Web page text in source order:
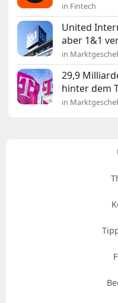
in Fintech
United
aber 1&1
in
29,9
hinter dem
in